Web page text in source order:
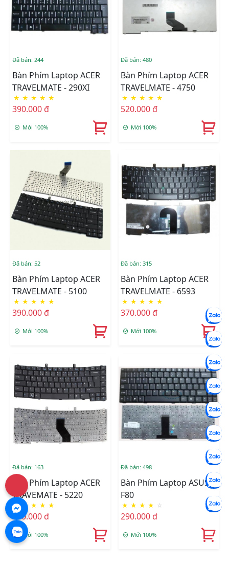
Đã bán: 244
Bàn Phím Laptop ACER
TRAVELMATE - 290XI
★ ★ ★ ★ ★
390.000 đ
Mới 100%
Đã bán: 480
Bàn Phím Laptop ACER
TRAVELMATE - 4750
★ ★ ★ ★ ★
520.000 đ
Mới 100%
Đã bán: 52
Bàn Phím Laptop ACER
TRAVELMATE - 5100
★ ★ ★ ★ ★
390.000 đ
Mới 100%
Đã bán: 315
Bàn Phím Laptop ACER
TRAVELMATE - 6593
★ ★ ★ ★ ★
370.000 đ
Mới 100%
Đã bán: 163
Bàn Phím Laptop ACER
TRAVEMATE - 5220
★ ★ ★ ★ ★
330.000 đ
Mới 100%
Đã bán: 498
Bàn Phím Laptop ASUS -
F80
★ ★ ★ ★ ☆
290.000 đ
Mới 100%